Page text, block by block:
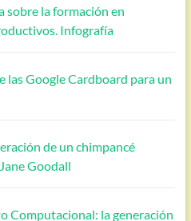
sobre la formación en
Infografía
las Google Cardboard para un
de un chimpancé
Goodall
Computacional: la generación